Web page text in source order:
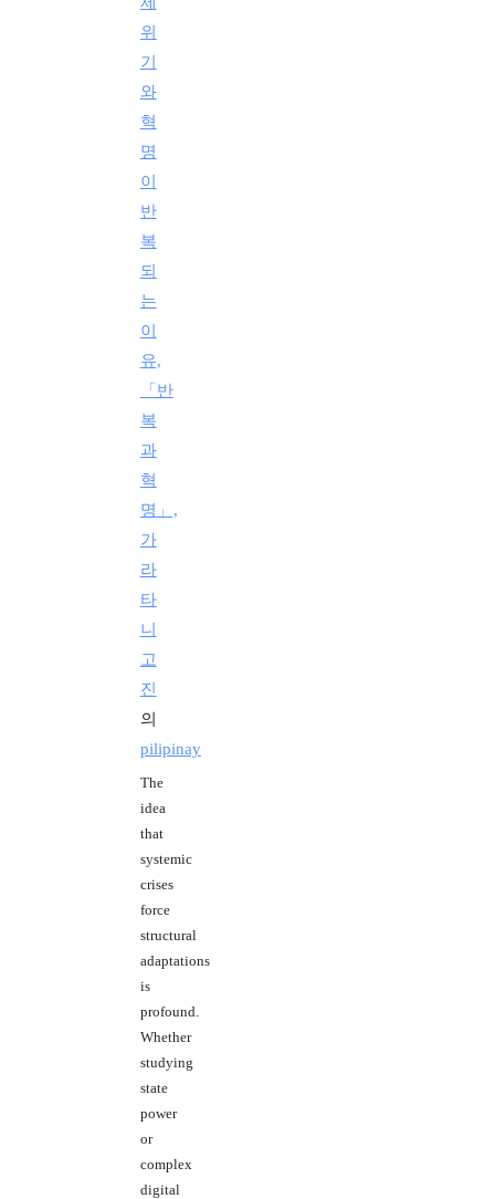
위
기
와
혁
명
이
반
복
되
는
이
유,
「반
복
과
혁
명」,
가
라
타
니
고
진
의
pilipinay
The
idea
that
systemic
crises
force
structural
adaptations
is
profound.
Whether
studying
state
power
or
complex
digital